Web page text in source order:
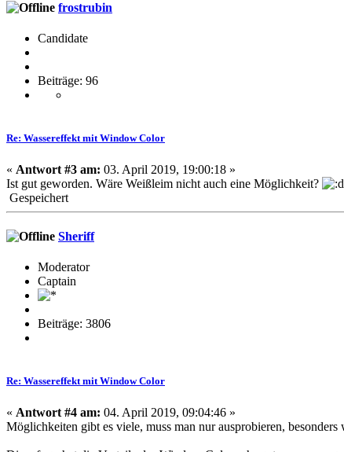
frostrubin
Candidate
Beiträge: 96
Re: Wassereffekt mit Window Color
« Antwort #3 am: 03. April 2019, 19:00:18 »
Ist gut geworden. Wäre Weißleim nicht auch eine Möglichkeit?
Gespeichert
Sheriff
Moderator
Captain
Beiträge: 3806
Re: Wassereffekt mit Window Color
« Antwort #4 am: 04. April 2019, 09:04:46 »
Möglichkeiten gibt es viele, muss man nur ausprobieren,